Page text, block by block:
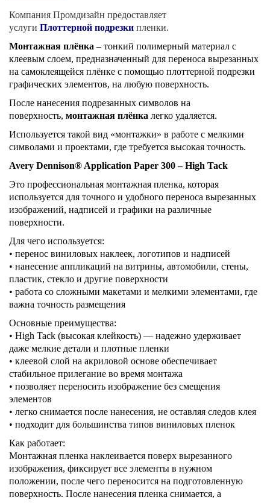
Компания Промдизайн предоставляет
услуги Плоттерной подрезки пленки.
Монтажная плёнка – тонкий полимерный материал с
клеевым слоем, предназначенный для переноса вырезанных
на самоклеящейся плёнке с помощью плоттерной подрезки
графических элементов, на любую поверхность.
После нанесения подрезанных символов на
поверхность, монтажная плёнка легко удаляется.
Используется такой вид «монтажки» в работе с мелкими
символами и проектами, где требуется высокая точность.
Avery Dennison® Application Paper 300 – High Tack
Это профессиональная монтажная пленка, которая
используется для точного и удобного переноса вырезанных
изображений, надписей и графики на различные
поверхности.
Для чего используется:
• перенос виниловых наклеек, логотипов и надписей
• нанесение аппликаций на витрины, автомобили, стены,
пластик, стекло и другие поверхности
• работа со сложными макетами и мелкими элементами, где
важна точность размещения
Основные преимущества:
• High Tack (высокая клейкость) — надежно удерживает
даже мелкие детали и плотные пленки
• клеевой слой на акриловой основе обеспечивает
стабильное прилегание во время монтажа
• позволяет переносить изображение без смещения
элементов
• легко снимается после нанесения, не оставляя следов клея
• подходит для большинства типов виниловых пленок
Как работает:
Монтажная пленка наклеивается поверх вырезанного
изображения, фиксирует все элементы в нужном
положении, после чего переносится на подготовленную
поверхность. После нанесения пленка снимается, а